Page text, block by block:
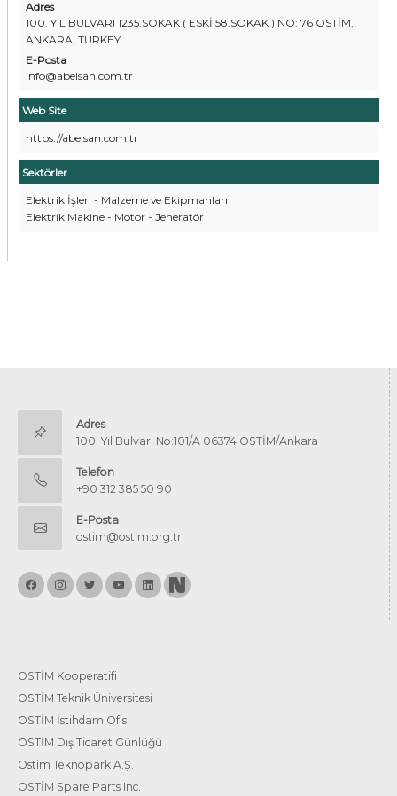
Adres
100. YIL BULVARI 1235.SOKAK ( ESKİ 58.SOKAK ) NO: 76 OSTİM,
ANKARA, TURKEY
E-Posta
info@abelsan.com.tr
Web Site
https://abelsan.com.tr
Sektörler
Elektrik İşleri - Malzeme ve Ekipmanları
Elektrik Makine - Motor - Jeneratör
Adres
100. Yıl Bulvarı No:101/A 06374 OSTİM/Ankara
Telefon
+90 312 385 50 90
E-Posta
ostim@ostim.org.tr
OSTİM Kooperatifi
OSTİM Teknik Üniversitesi
OSTİM İstihdam Ofisi
OSTİM Dış Ticaret Günlüğü
Ostim Teknopark A.Ş.
OSTİM Spare Parts Inc.